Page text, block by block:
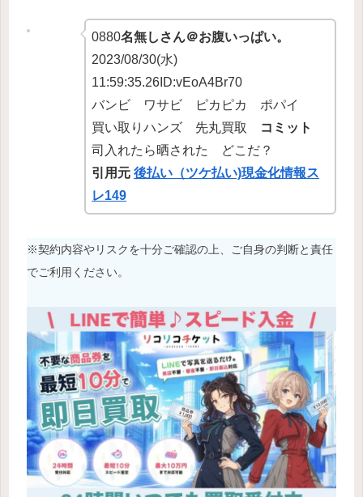
0880名無しさん＠お腹いっぱい。
2023/08/30(水)
11:59:35.26ID:vEoA4Br70
バンビ ワサビ ピカピカ ポパイ
買い取りハンズ 先丸買取
コミット
司入れたら晒された どこだ？
引用元後払い（ツケ払い)現金化情報ス
レ149
※契約内容やリスクを十分ご確認の上、ご自身の判断と責任
でご利用ください。